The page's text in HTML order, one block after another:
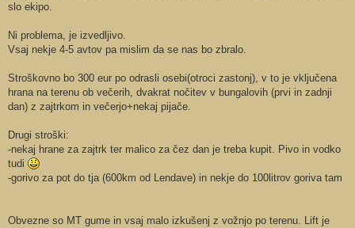
slo ekipo.
Ni problema, je izvedljivo.
Vsaj nekje 4-5 avtov pa mislim da se nas bo zbralo.
Stroškovno bo 300 eur po odrasli osebi(otroci zastonj), v to je vključena
hrana na terenu ob večerih, dvakrat nočitev v bungalovih (prvi in zadnji
dan) z zajtrkom in večerjo+nekaj pijače.
Drugi stroški:
-nekaj hrane za zajtrk ter malico za čez dan je treba kupit. Pivo in vodko
tudi
-gorivo za pot do tja (600km od Lendave) in nekje do 100litrov goriva tam
Obvezne so MT gume in vsaj malo izkušenj z vožnjo po terenu. Lift je